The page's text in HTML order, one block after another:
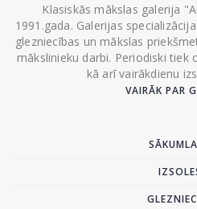
Klasiskās mākslas galerija
1991.gada. Galerijas
glezniecības un mākslas
mākslinieku darbi. Periodiski tiek
kā arī vairākdienu
VAIRĀK PAR